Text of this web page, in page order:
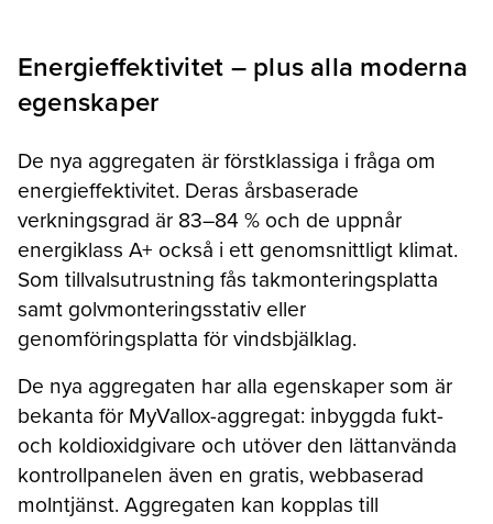
Energieffektivitet – plus alla moderna
egenskaper
De nya aggregaten är förstklassiga i fråga om
energieffektivitet. Deras årsbaserade
verkningsgrad är 83–84 % och de uppnår
energiklass A+ också i ett genomsnittligt klimat.
Som tillvalsutrustning fås takmonteringsplatta
samt golvmonteringsstativ eller
genomföringsplatta för vindsbjälklag.
De nya aggregaten har alla egenskaper som är
bekanta för MyVallox-aggregat: inbyggda fukt-
och koldioxidgivare och utöver den lättanvända
kontrollpanelen även en gratis, webbaserad
molntjänst. Aggregaten kan kopplas till